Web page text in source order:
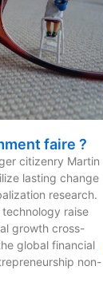
faire ?
citizenry Martin
lasting change
research.
raise
growth cross-
global financial
non-